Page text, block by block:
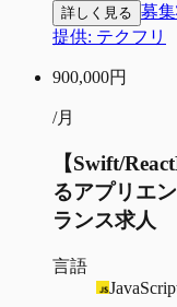
詳しく見る 募
提供: テクフリ
900,000円
/月
【Swift/
るアプリエ
ランス求人
言語